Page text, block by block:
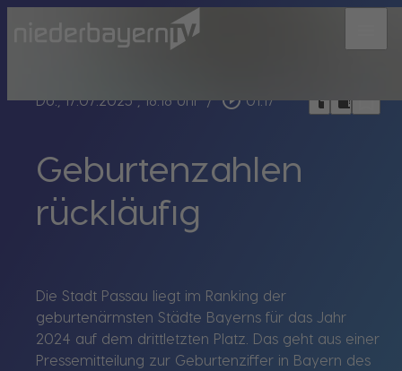
Do., 17.07.2025, 18:18 Uhr / play_circle_outline 01:17 headphoneschrome_reader_modebookmark_border
Geburtenzahlen
rückläufig
Die Stadt Passau liegt im Ranking der
geburtenärmsten Städte Bayerns für das Jahr
2024 auf dem drittletzten Platz. Das geht aus einer
Pressemitteilung zur Geburtenziffer in Bayern des